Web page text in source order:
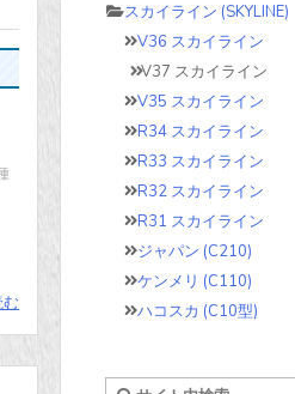
スカイライン (SKYLINE)
V36 スカイライン
V37 スカイライン
V35 スカイライン
R34 スカイライン
R33 スカイライン
R32 スカイライン
R31 スカイライン
ジャパン (C210)
ケンメリ (C110)
ハコスカ (C10型)